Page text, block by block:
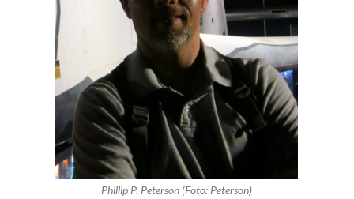
Phillip P. Peterson (Foto: Peterson)